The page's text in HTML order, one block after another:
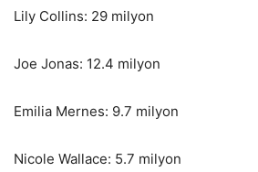
Lily Collins: 29 milyon
Joe Jonas: 12.4 milyon
Emilia Mernes: 9.7 milyon
Nicole Wallace: 5.7 milyon